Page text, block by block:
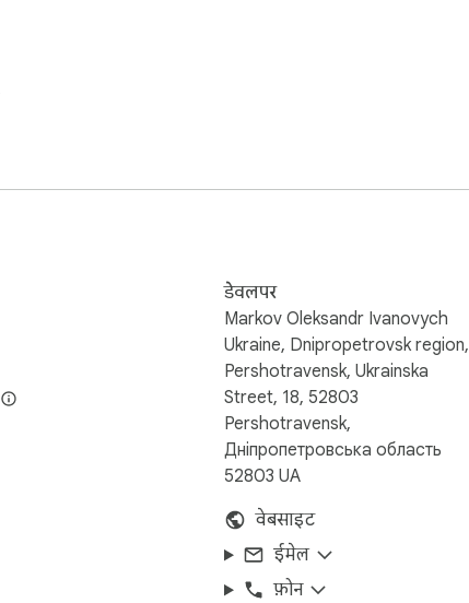
डेवलपर
Markov Oleksandr Ivanovych
Ukraine, Dnipropetrovsk region,
Pershotravensk, Ukrainska
Street, 18, 52803
Pershotravensk,
Дніпропетровська область
52803 UA
वेबसाइट
ईमेल
फ़ोन